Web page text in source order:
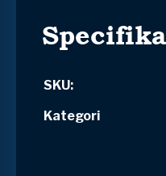
SKU:
Kategori